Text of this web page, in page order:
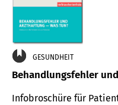
GESUNDHEIT
Behandlungsfehler
Infobroschüre für